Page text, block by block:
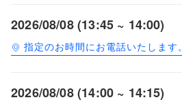
2026/08/08 (13:45 ~ 14:00)
指定のお時間にお電話いたします。
2026/08/08 (14:00 ~ 14:15)